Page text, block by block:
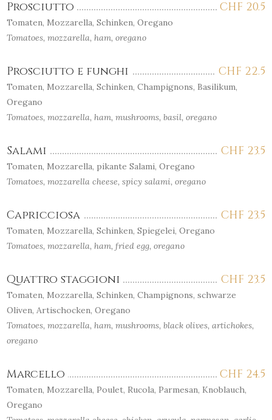
CHF 20.5
Prosciutto
Tomaten, Mozzarella, Schinken, Oregano
Tomatoes, mozzarella, ham, oregano
CHF 22.5
Prosciutto e funghi
Tomaten, Mozzarella, Schinken, Champignons, Basilikum,
Oregano
Tomatoes, mozzarella, ham, mushrooms, basil, oregano
CHF 23.5
Salami
Tomaten, Mozzarella, pikante Salami, Oregano
Tomatoes, mozzarella cheese, spicy salami, oregano
CHF 23.5
Capricciosa
Tomaten, Mozzarella, Schinken, Spiegelei, Oregano
Tomatoes, mozzarella, ham, fried egg, oregano
CHF 23.5
Quattro staggioni
Tomaten, Mozzarella, Schinken, Champignons, schwarze
Oliven, Artischocken, Oregano
Tomatoes, mozzarella, ham, mushrooms, black olives, artichokes,
oregano
CHF 24.5
Marcello
Tomaten, Mozzarella, Poulet, Rucola, Parmesan, Knoblauch,
Oregano